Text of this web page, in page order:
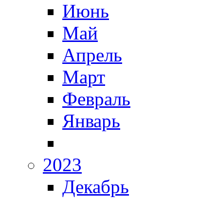
Июнь
Май
Апрель
Март
Февраль
Январь
2023
Декабрь